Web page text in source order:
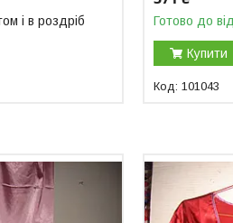
і в роздріб Готово до
Купити
101043